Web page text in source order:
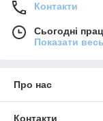
Контакти
Сьогодні
Показати
Про нас
Контакти